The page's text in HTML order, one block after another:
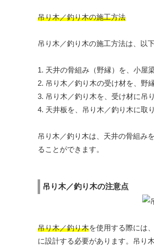
吊り木／釣り木の施工方法
吊り木／釣り木の施工方法は、以
1. 天井の骨組み（野縁）を、小屋
2. 吊り木／釣り木の受け材を、野
3. 吊り木／釣り木を、受け材に吊
4. 天井板を、吊り木／釣り木に取
吊り木／釣り木は、天井の骨組み
ることができます。
吊り木／釣り木の注意点
吊り木／釣り木を使用する際には
に設計する必要があります。吊り